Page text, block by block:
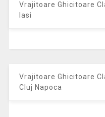
Vrajitoare Ghicitoare
Iasi
Vrajitoare Ghicitoare
Cluj Napoca